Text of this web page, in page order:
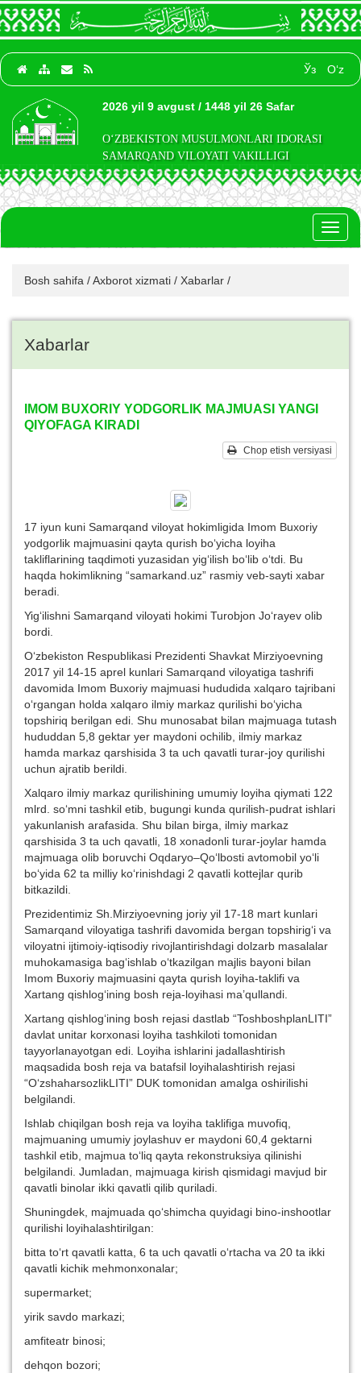
Ўз O‘z
2026 yil 9 avgust / 1448 yil 26 Safar
O‘ZBEKISTON MUSULMONLARI IDORASI
SAMARQAND VILOYATI VAKILLIGI
Bosh sahifa /Axborot xizmati / Xabarlar /
Xabarlar
IMOM BUXORIY YODGORLIK MAJMUASI YANGI
QIYOFAGA KIRADI
Chop etish versiyasi
17 iyun kuni Samarqand viloyat hokimligida Imom Buxoriy
yodgorlik majmuasini qayta qurish bo‘yicha loyiha
takliflarining taqdimoti yuzasidan yig‘ilish bo‘lib o‘tdi. Bu
haqda hokimlikning “samarkand.uz” rasmiy veb-sayti xabar
beradi.
Yig‘ilishni Samarqand viloyati hokimi Turobjon Jo‘rayev olib
bordi.
O‘zbekiston Respublikasi Prezidenti Shavkat Mirziyoevning
2017 yil 14-15 aprel kunlari Samarqand viloyatiga tashrifi
davomida Imom Buxoriy majmuasi hududida xalqaro tajribani
o‘rgangan holda xalqaro ilmiy markaz qurilishi bo‘yicha
topshiriq berilgan edi. Shu munosabat bilan majmuaga tutash
hududdan 5,8 gektar yer maydoni ochilib, ilmiy markaz
hamda markaz qarshisida 3 ta uch qavatli turar-joy qurilishi
uchun ajratib berildi.
Xalqaro ilmiy markaz qurilishining umumiy loyiha qiymati 122
mlrd. so‘mni tashkil etib, bugungi kunda qurilish-pudrat ishlari
yakunlanish arafasida. Shu bilan birga, ilmiy markaz
qarshisida 3 ta uch qavatli, 18 xonadonli turar-joylar hamda
majmuaga olib boruvchi Oqdaryo–Qo‘lbosti avtomobil yo‘li
bo‘yida 62 ta milliy ko‘rinishdagi 2 qavatli kottejlar qurib
bitkazildi.
Prezidentimiz Sh.Mirziyoevning joriy yil 17-18 mart kunlari
Samarqand viloyatiga tashrifi davomida bergan topshirig‘i va
viloyatni ijtimoiy-iqtisodiy rivojlantirishdagi dolzarb masalalar
muhokamasiga bag‘ishlab o‘tkazilgan majlis bayoni bilan
Imom Buxoriy majmuasini qayta qurish loyiha-taklifi va
Xartang qishlog‘ining bosh reja-loyihasi ma’qullandi.
Xartang qishlog‘ining bosh rejasi dastlab “ToshboshplanLITI”
davlat unitar korxonasi loyiha tashkiloti tomonidan
tayyorlanayotgan edi. Loyiha ishlarini jadallashtirish
maqsadida bosh reja va batafsil loyihalashtirish rejasi
“O‘zshaharsozlikLITI” DUK tomonidan amalga oshirilishi
belgilandi.
Ishlab chiqilgan bosh reja va loyiha taklifiga muvofiq,
majmuaning umumiy joylashuv er maydoni 60,4 gektarni
tashkil etib, majmua to‘liq qayta rekonstruksiya qilinishi
belgilandi. Jumladan, majmuaga kirish qismidagi mavjud bir
qavatli binolar ikki qavatli qilib quriladi.
Shuningdek, majmuada qo‘shimcha quyidagi bino-inshootlar
qurilishi loyihalashtirilgan:
bitta to‘rt qavatli katta, 6 ta uch qavatli o‘rtacha va 20 ta ikki
qavatli kichik mehmonxonalar;
supermarket;
yirik savdo markazi;
amfiteatr binosi;
dehqon bozori;